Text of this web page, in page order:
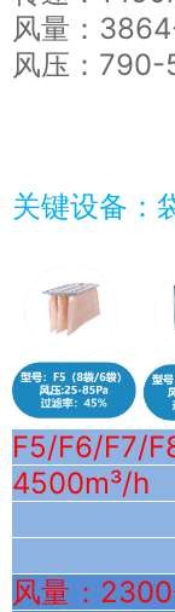
风量：
风压：790-
关键设备：
F5/F6/F7/
风量：